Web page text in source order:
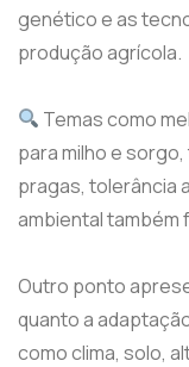
genético e as
produção agrícola.
Temas como
para milho e
pragas, tolerância
ambiental
Outro ponto
quanto a
como clima, solo,